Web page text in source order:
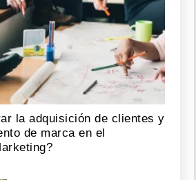
la adquisición de clientes y
de marca en el